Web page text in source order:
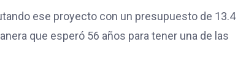
ese proyecto con un presupuesto de 13.4
que esperó 56 años para tener una de las